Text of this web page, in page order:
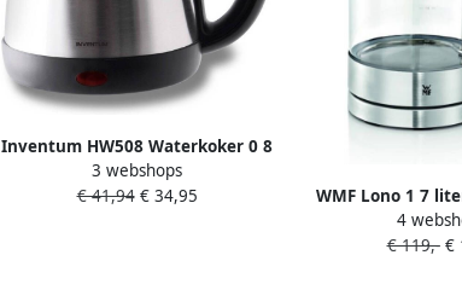
Inventum HW508 Waterkoker 0 8
liter RVS Zwart
3 webshops
€ 41,94€ 34,95
WMF Lono 1 7
4
€ 119,-€